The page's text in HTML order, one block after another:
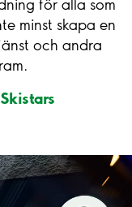
för alla som
minst skapa en
och andra
Skistars